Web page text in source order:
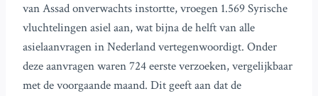
van Assad onverwachts instortte, vroegen 1.569 Syrische
vluchtelingen asiel aan, wat bijna de helft van alle
asielaanvragen in Nederland vertegenwoordigt. Onder
deze aanvragen waren 724 eerste verzoeken, vergelijkbaar
met de voorgaande maand. Dit geeft aan dat de